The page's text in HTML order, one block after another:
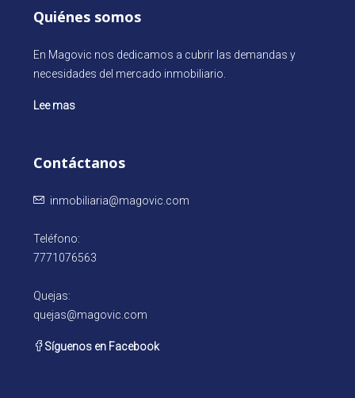
Quiénes somos
En Magovic nos dedicamos a cubrir las demandas y
necesidades del mercado inmobiliario.
Lee mas
Contáctanos
inmobiliaria@magovic.com
Teléfono:
7771076563
Quejas:
quejas@magovic.com
Síguenos en Facebook